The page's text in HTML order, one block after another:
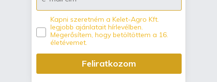
Kapni szeretném a Kelet-Agro Kft.
legjobb ajánlatait hírlevélben.
Megerősítem, hogy betöltöttem a 16.
életévemet.
Feliratkozom